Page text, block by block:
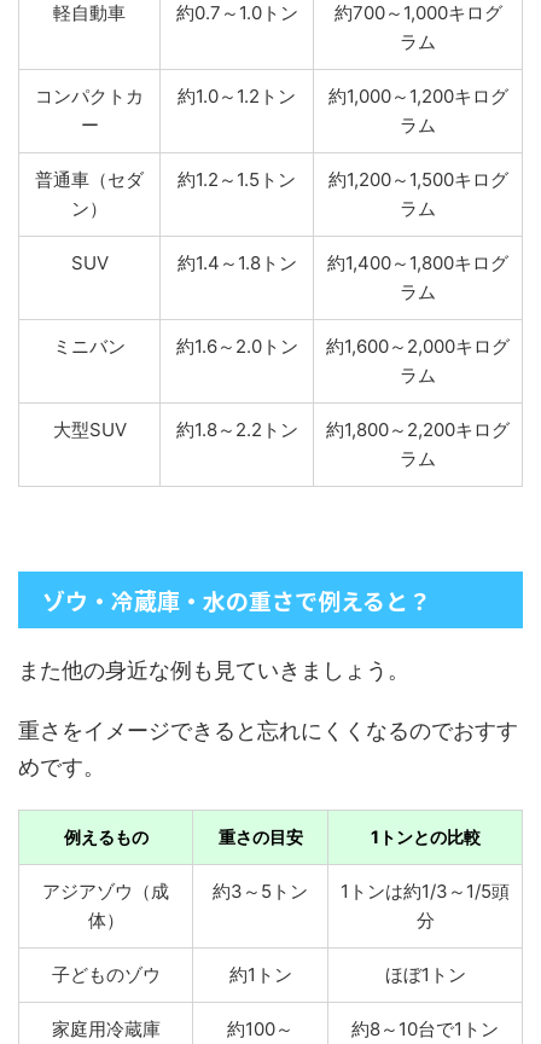
軽自動車 約0.7～1.0トン
約700～1,000キログ
ラム
コンパクトカ
ー
約1.0～1.2トン
約1,000～1,200キログ
ラム
普通車（セダ
ン）
約1.2～1.5トン
約1,200～1,500キログ
ラム
SUV 約1.4～1.8トン
約1,400～1,800キログ
ラム
ミニバン 約1.6～2.0トン
約1,600～2,000キログ
ラム
大型SUV 約1.8～2.2トン
約1,800～2,200キログ
ラム
ゾウ・冷蔵庫・水の重さで例えると？
また他の身近な例も見ていきましょう。
重さをイメージできると忘れにくくなるのでおすす
めです。
例えるもの 重さの目安 1トンとの比較
アジアゾウ（成
体）
約3～5トン
1トンは約1/3～1/5頭
分
子どものゾウ 約1トン ほぼ1トン
家庭用冷蔵庫 約100～ 約8～10台で1トン